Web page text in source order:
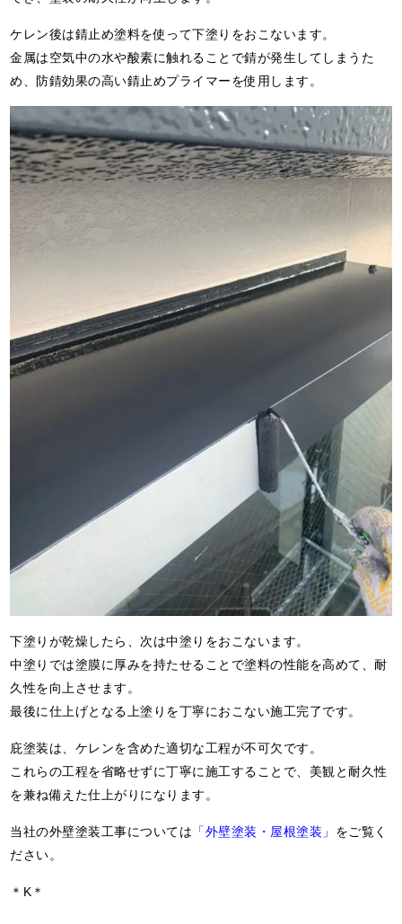
ケレン後は錆止め塗料を使って下塗りをおこないます。
金属は空気中の水や酸素に触れることで錆が発生してしまうた
め、防錆効果の高い錆止めプライマーを使用します。
下塗りが乾燥したら、次は中塗りをおこないます。
中塗りでは塗膜に厚みを持たせることで塗料の性能を高めて、耐
久性を向上させます。
最後に仕上げとなる上塗りを丁寧におこない施工完了です。
庇塗装は、ケレンを含めた適切な工程が不可欠です。
これらの工程を省略せずに丁寧に施工することで、美観と耐久性
を兼ね備えた仕上がりになります。
当社の外壁塗装工事については 「外壁塗装・屋根塗装」 をご覧く
ださい。
＊K＊